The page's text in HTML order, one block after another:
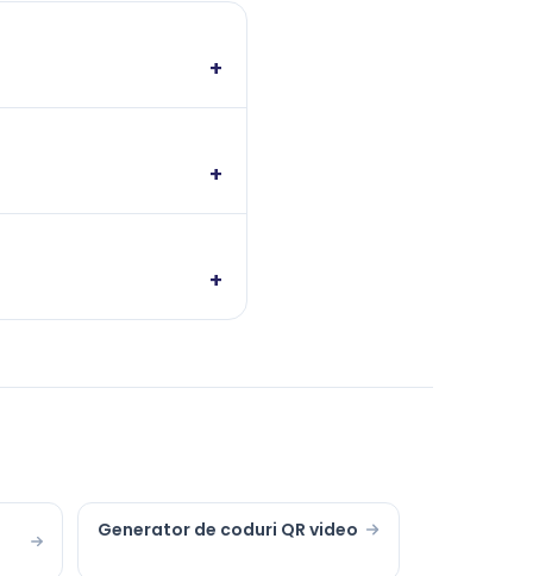
+
+
+
Generator de coduri QR video